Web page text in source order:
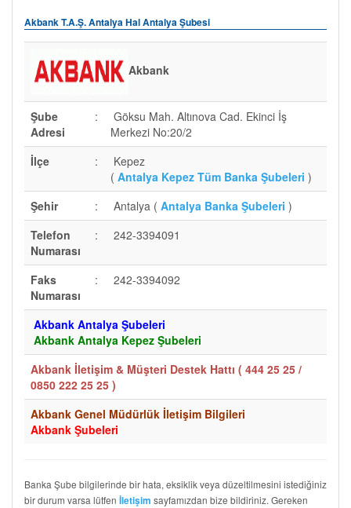
Akbank T.A.Ş. Antalya Hal Antalya Şubesi
Akbank
Şube
Adresi
:
Göksu Mah. Altınova Cad. Ekinci İş
Merkezi No:20/2
İlçe
:
Kepez
( Antalya Kepez Tüm Banka Şubeleri )
Şehir
: Antalya ( Antalya Banka Şubeleri )
Telefon
Numarası
: 242-3394091
Faks
Numarası
: 242-3394092
Akbank Antalya Şubeleri
Akbank Antalya Kepez Şubeleri
Akbank İletişim & Müşteri Destek Hattı ( 444 25 25 /
0850 222 25 25 )
Akbank Genel Müdürlük İletişim Bilgileri
Akbank Şubeleri
Banka Şube bilgilerinde bir hata, eksiklik veya düzeltilmesini istediğiniz
bir durum varsa lütfen İletişim sayfamızdan bize bildiriniz. Gereken